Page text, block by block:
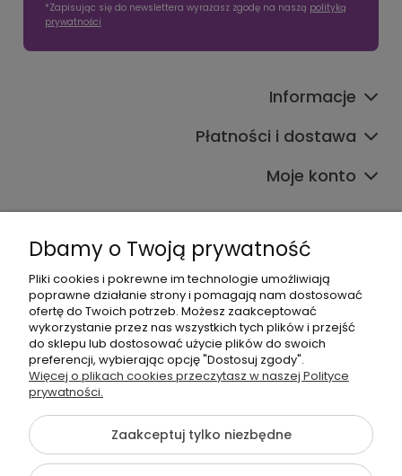
*Zapisując się do newslettera wyrażasz zgodę na naszą polityką
prywatności
Informacje
Płatności i dostawa
Moje konto
608017795
bok@babymama.pl
Sklep dla dzieci - nazwa firmy:
Baby Shower Katarzyna Pawłowska
ul. Belgradzka 14
02-793 Warszawa, Polska
NIP: 526-230-67-54
Dbamy o Twoją prywatność
Pliki cookies i pokrewne im technologie umożliwiają
poprawne działanie strony i pomagają nam dostosować
ofertę do Twoich potrzeb. Możesz zaakceptować
wykorzystanie przez nas wszystkich tych plików i przejść
do sklepu lub dostosować użycie plików do swoich
preferencji, wybierając opcję "Dostosuj zgody".
Więcej o plikach cookies przeczytasz w naszej Polityce
prywatności.
Zaakceptuj tylko niezbędne